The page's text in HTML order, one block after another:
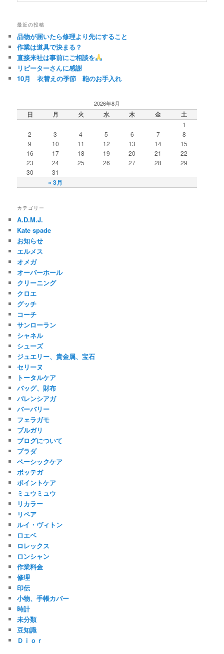
最近の投稿
品物が届いたら修理より先にすること
作業は道具で決まる？
直接来社は事前にご相談を
リピーターさんに感謝
10月 衣替えの季節 鞄のお手入れ
2026年8月
日 月 火 水 木 金 土
« 3月
1
2
3 4 5 6 7
8
9
10 11 12 13 14
15
16
17 18 19 20 21
22
23
24 25 26 27 28
29
30
31
カテゴリー
A.D.M.J.
Kate spade
お知らせ
エルメス
オメガ
オーバーホール
クリーニング
クロエ
グッチ
コーチ
サンローラン
シャネル
シューズ
ジュエリー、貴金属、宝石
セリーヌ
トータルケア
バッグ、財布
バレンシアガ
バーバリー
フェラガモ
ブルガリ
ブログについて
プラダ
ベーシックケア
ボッテガ
ポイントケア
ミュウミュウ
リカラー
リペア
ルイ・ヴィトン
ロエベ
ロレックス
ロンシャン
作業料金
修理
印伝
小物、手帳カバー
時計
未分類
豆知識
Ｄｉｏｒ